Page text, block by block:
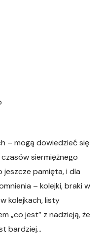
– mogą dowiedzieć się
siermiężnego
jeszcze pamięta, i dla
– kolejki, braki w
kolejkach, listy
„co jest” z nadzieją, że
bardziej…